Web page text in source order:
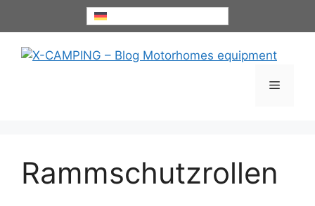
Menü
Rammschutzrollen